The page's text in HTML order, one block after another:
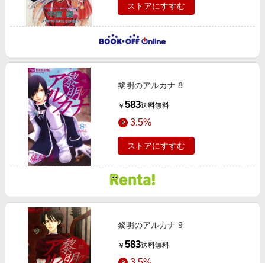
ストアにすすむ
黎明のアルカナ 8
￥ 583送料無料
3.5%
ストアにすすむ
黎明のアルカナ 9
￥ 583送料無料